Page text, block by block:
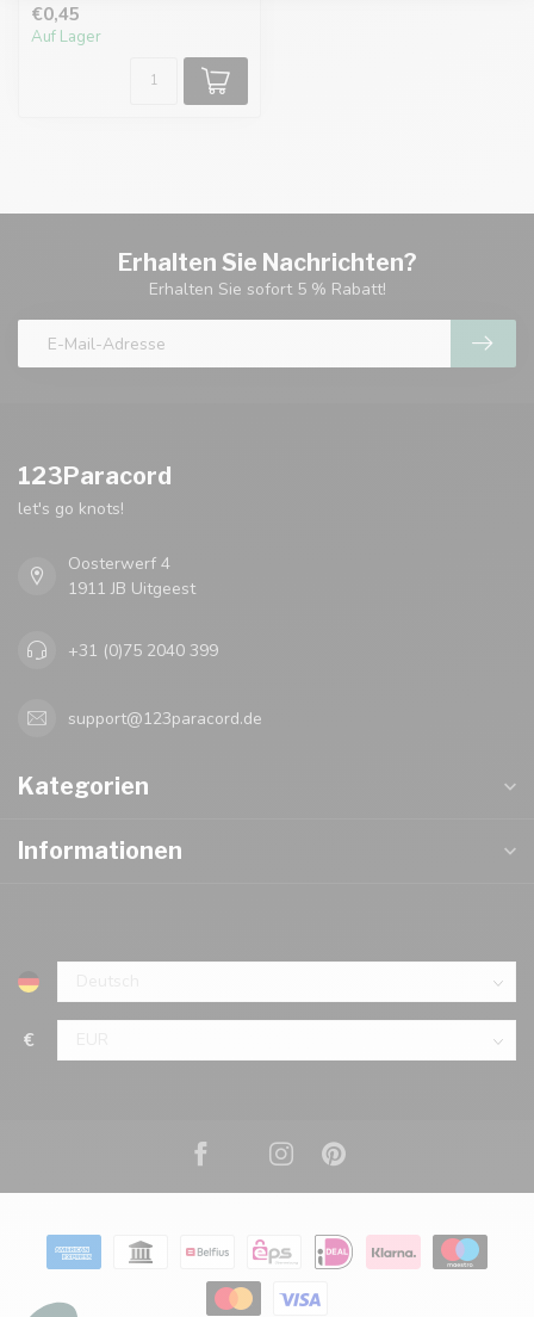
€0,45
Auf Lager
Erhalten Sie Nachrichten?
Erhalten Sie sofort 5 % Rabatt!
123Paracord
let's go knots!
Oosterwerf 4
1911 JB Uitgeest
+31 (0)75 2040 399
support@123paracord.de
Kategorien
Informationen
€